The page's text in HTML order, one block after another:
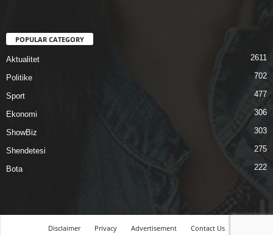
POPULAR CATEGORY
Aktualitet 2611
Politike 702
Sport 477
Ekonomi 306
ShowBiz 303
Shendetesi 275
Bota 222
Disclaimer Privacy Advertisement Contact Us